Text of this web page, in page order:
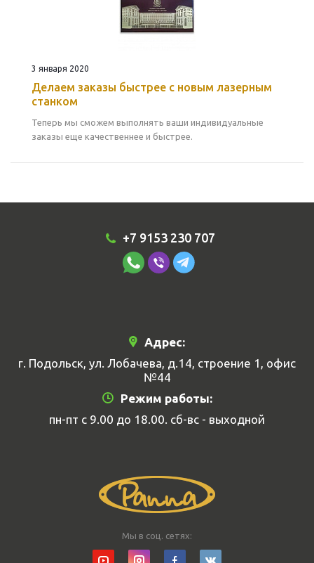
3 января 2020
Делаем заказы быстрее с новым лазерным
станком
Теперь мы сможем выполнять ваши индивидуальные
заказы еще качественнее и быстрее.
+7 9153 230 707
Адрес:
г. Подольск, ул. Лобачева, д.14, строение 1, офис
№44
Режим работы:
пн-пт с 9.00 до 18.00. сб-вс - выходной
Мы в соц. сетях: